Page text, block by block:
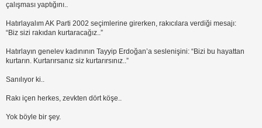
çalışması yaptığını..
Hatırlayalım AK Parti 2002 seçimlerine girerken, rakıcılara verdiği mesajı:
“Biz sizi rakıdan kurtaracağız..”
Hatırlayın genelev kadınının Tayyip Erdoğan’a seslenişini: “Bizi bu hayattan
kurtarın. Kurtarırsanız siz kurtarırsınız..”
Sanılıyor ki..
Rakı içen herkes, zevkten dört köşe..
Yok böyle bir şey.